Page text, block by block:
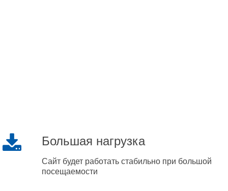
Большая нагрузка
Сайт будет работать стабильно при большой
посещаемости